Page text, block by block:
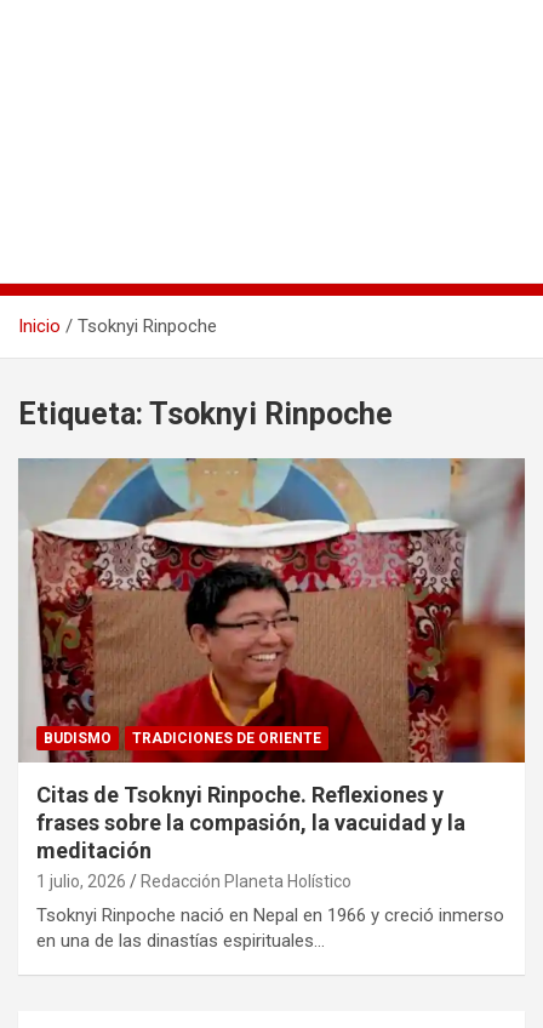
Inicio Tsoknyi Rinpoche
Etiqueta: Tsoknyi Rinpoche
BUDISMO TRADICIONES DE ORIENTE
Citas de Tsoknyi Rinpoche. Reflexiones y
frases sobre la compasión, la vacuidad y la
meditación
1 julio, 2026 Redacción Planeta Holístico
Tsoknyi Rinpoche nació en Nepal en 1966 y creció inmerso
en una de las dinastías espirituales…